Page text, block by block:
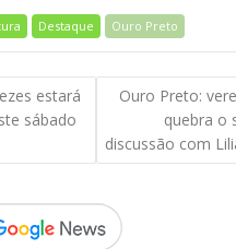
Destaque Ouro Preto
estará
sábado
Ouro Preto:
quebra o
discussão com